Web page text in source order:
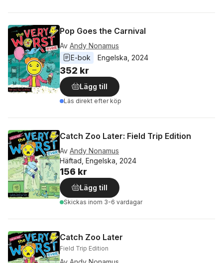
Pop Goes the Carnival
Av Andy Nonamus
E-bok
Engelska 2024
352 kr
Lägg till
Läs direkt efter köp
Catch Zoo Later: Field Trip Edition
Av Andy Nonamus
Häftad, Engelska, 2024
156 kr
Lägg till
Skickas inom 3-6 vardagar
Catch Zoo Later
Field Trip Edition